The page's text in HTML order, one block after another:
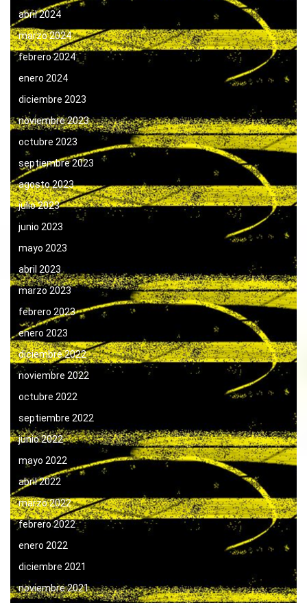
abril 2024
marzo 2024
febrero 2024
enero 2024
diciembre 2023
noviembre 2023
octubre 2023
septiembre 2023
agosto 2023
julio 2023
junio 2023
mayo 2023
abril 2023
marzo 2023
febrero 2023
enero 2023
diciembre 2022
noviembre 2022
octubre 2022
septiembre 2022
junio 2022
mayo 2022
abril 2022
marzo 2022
febrero 2022
enero 2022
diciembre 2021
noviembre 2021